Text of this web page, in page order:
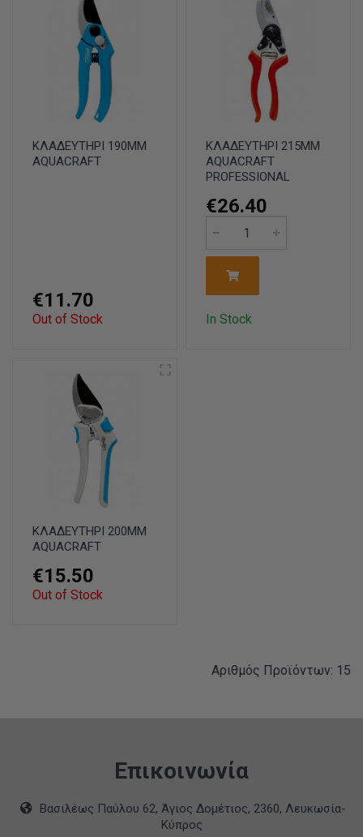
ΚΛΑΔΕΥΤΗΡΙ 190ΜΜ
AQUACRAFT
€11.70
Out of Stock
ΚΛΑΔΕΥΤΗΡΙ 215ΜΜ
AQUACRAFT
PROFESSIONAL
€26.40
In Stock
ΚΛΑΔΕΥΤΗΡΙ 200ΜΜ
AQUACRAFT
€15.50
Out of Stock
Αριθμός Προϊόντων: 15
Επικοινωνία
Βασιλέως Παύλου 62, Άγιος Δομέτιος, 2360, Λευκωσία-
Κύπρος